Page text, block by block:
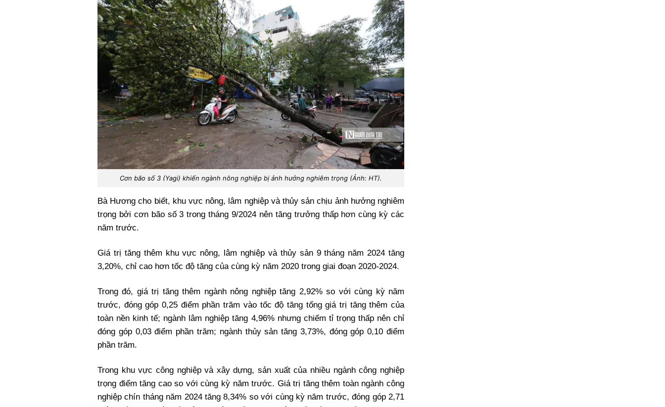
Cơn bão số 3 (Yagi) khiến ngành nông nghiệp bị ảnh hưởng nghiêm trọng (Ảnh: HT).
Bà Hương cho biết, khu vực nông, lâm nghiệp và thủy sản chịu ảnh hưởng nghiêm
trọng bởi cơn bão số 3 trong tháng 9/2024 nên tăng trưởng thấp hơn cùng kỳ các
năm trước.
Giá trị tăng thêm khu vực nông, lâm nghiệp và thủy sản 9 tháng năm 2024 tăng
3,20%, chỉ cao hơn tốc độ tăng của cùng kỳ năm 2020 trong giai đoạn 2020-2024.
Trong đó, giá trị tăng thêm ngành nông nghiệp tăng 2,92% so với cùng kỳ năm
trước, đóng góp 0,25 điểm phần trăm vào tốc độ tăng tổng giá trị tăng thêm của
toàn nền kinh tế; ngành lâm nghiệp tăng 4,96% nhưng chiếm tỉ trọng thấp nên chỉ
đóng góp 0,03 điểm phần trăm; ngành thủy sản tăng 3,73%, đóng góp 0,10 điểm
phần trăm.
Trong khu vực công nghiệp và xây dựng, sản xuất của nhiều ngành công nghiệp
trọng điểm tăng cao so với cùng kỳ năm trước. Giá trị tăng thêm toàn ngành công
nghiệp chín tháng năm 2024 tăng 8,34% so với cùng kỳ năm trước, đóng góp 2,71